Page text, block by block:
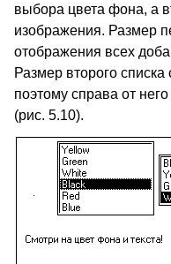
выбора цвета фона, а
изображения. Размер
отображения всех
Размер второго
поэтому справа от
(рис. 5.10).